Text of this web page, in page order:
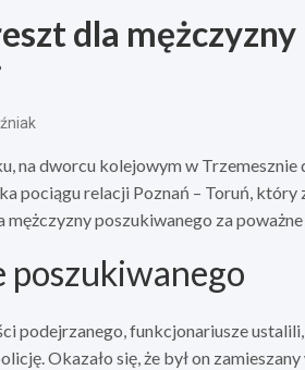
dla
na dworcu kolejowym w
pociągu relacji Poznań – Toruń, który
mężczyzny poszukiwanego za
poszukiwanego
podejrzanego, funkcjonariusze
Okazało się, że był on